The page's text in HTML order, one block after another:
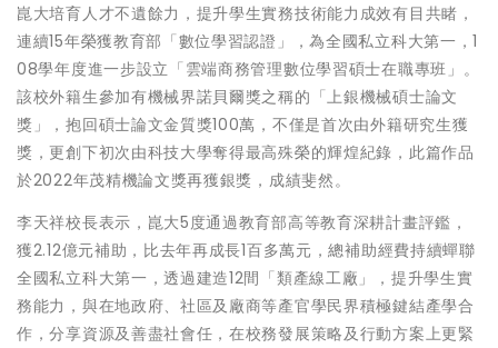
崑大培育人才不遺餘力，提升學生實務技術能力成效有目共睹，
連續15年榮獲教育部「數位學習認證」，為全國私立科大第一，1
08學年度進一步設立「雲端商務管理數位學習碩士在職專班」。
該校外籍生參加有機械界諾貝爾獎之稱的「上銀機械碩士論文
獎」，抱回碩士論文金質獎100萬，不僅是首次由外籍研究生獲
獎，更創下初次由科技大學奪得最高殊榮的輝煌紀錄，此篇作品
於2022年茂精機論文獎再獲銀獎，成績斐然。
李天祥校長表示，崑大5度通過教育部高等教育深耕計畫評鑑，
獲2.12億元補助，比去年再成長1百多萬元，總補助經費持續蟬聯
全國私立科大第一，透過建造12間「類產線工廠」，提升學生實
務能力，與在地政府、社區及廠商等產官學民界積極鍵結產學合
作，分享資源及善盡社會任，在校務發展策略及行動方案上更緊